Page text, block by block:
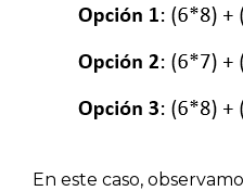
- Encuestas de NPS
- Encuestas de
- Encuestas de
- Investigación de
En este caso,